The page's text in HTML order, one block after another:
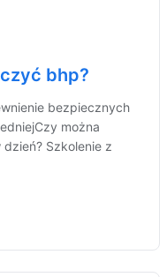
bhp?
bezpiecznych
można
Szkolenie z